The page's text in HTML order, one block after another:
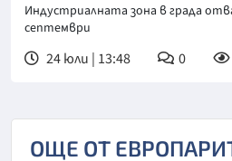
Индустриалната зона в града
септември
24 юли | 13:48 0
ОЩЕ ОТ